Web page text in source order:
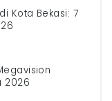
Kota Bekasi: 7
2026